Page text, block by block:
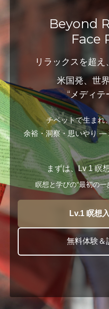
Beyond
Face
リラックスを超え
米国発、世
“メディテ
チベットで生まれ
余裕・洞察・思いやり ―
まずは、Lv 1 瞑
瞑想と学びの“最初の
Lv.1 瞑想
無料体験＆